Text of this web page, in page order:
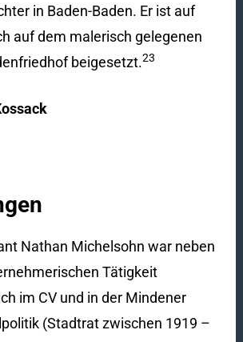
in Baden-Baden. Er ist auf
auf dem malerisch gelegenen
beigesetzt.23
Nathan Michelsohn war neben
Tätigkeit
im CV und in der Mindener
(Stadtrat zwischen 1919 –